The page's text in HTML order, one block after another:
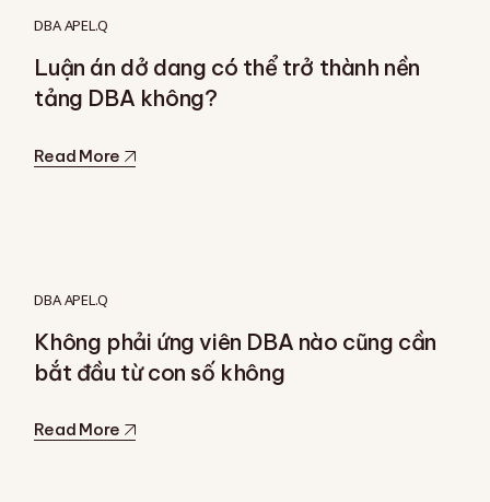
DBA APEL.Q
Luận án dở dang có thể trở thành nền
tảng DBA không?
Read More
DBA APEL.Q
Không phải ứng viên DBA nào cũng cần
bắt đầu từ con số không
Read More